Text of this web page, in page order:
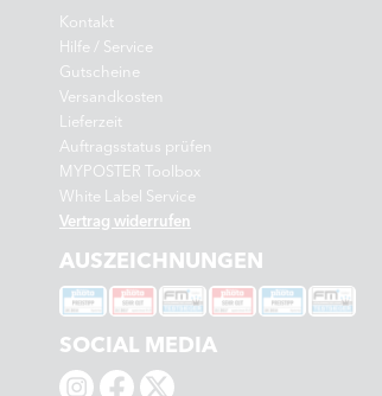
AUSZEICHNUNGEN
Kontakt
Hilfe / Service
Gutscheine
Versandkosten
Lieferzeit
Auftragsstatus prüfen
MYPOSTER Toolbox
White Label Service
Vertrag widerrufen
SOCIAL MEDIA